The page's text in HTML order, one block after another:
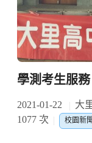
學測考生服
2021-01-22 大
1077 次
校園新聞